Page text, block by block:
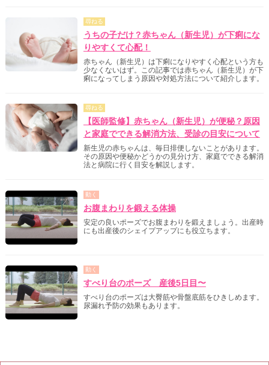
尋ねる
うちの子だけ？赤ちゃん（新生児）が下痢にな
りやすくて心配！
赤ちゃん（新生児）は下痢になりやすく心配という方も
少なくないはず。この記事では赤ちゃん（新生児）が下
痢になってしまう原因や対処方法について紹介します。
尋ねる
【医師監修】赤ちゃん（新生児）が便秘？原因
と家庭でできる解消方法、受診の目安について
新生児の赤ちゃんは、毎日排便しないことがあります。
その原因や便秘かどうかの見分け方、家庭でできる解消
法と病院に行く目安を解説します。
動く
お腹まわりを鍛える体操
安定の良いポーズでお腹まわりを鍛えましょう。出産時
にも出産後のシェイプアップにも役立ちます。
動く
すべり台のポーズ 産後5日目〜
すべり台のポーズは大臀筋や骨盤底筋をひきしめます。
尿漏れ予防の効果もあります。